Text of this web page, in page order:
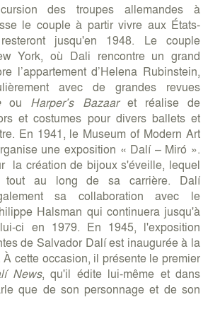
des troupes allemandes à
le couple à partir vivre aux États-
jusqu'en 1948. Le couple
York, où Dali rencontre un grand
l’appartement d’Helena Rubinstein,
avec de grandes revues
ou Harper’s Bazaaret réalise de
et costumes pour divers ballets et
En 1941, le Museum of Modern Art
une exposition « Dalí – Miró ».
la création de bijoux s'éveille, lequel
tout au long de sa carrière. Dalí
sa collaboration avec le
Halsman qui continuera jusqu'à
ci en 1979. En 1945, l'exposition
de Salvador Dalí est inaugurée à la
cette occasion, il présente le premier
News, qu'il édite lui-même et dans
que de son personnage et de son